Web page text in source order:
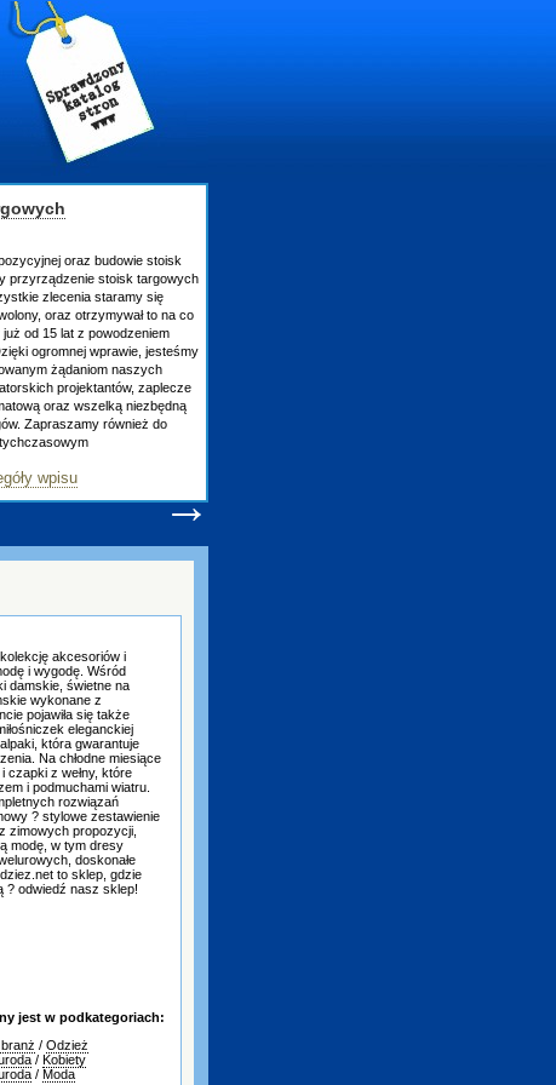
oraz budowie stoisk
przyrządzenie stoisk targowych
zlecenia staramy się
oraz otrzymywał to na co
od 15 lat z powodzeniem
ogromnej wprawie, jesteśmy
żądaniom naszych
projektantów, zaplecze
oraz wszelką niezbędną
Zapraszamy również do
wpisu
→
akcesoriów i
i wygodę. Wśród
damskie, świetne na
wykonane z
pojawiła się także
eleganckiej
która gwarantuje
Na chłodne miesiące
czapki z wełny, które
i podmuchami wiatru.
rozwiązań
? stylowe zestawienie
zimowych propozycji,
modę, w tym dresy
doskonałe
to sklep, gdzie
? odwiedź nasz sklep!
jest w podkategoriach:
/ Odzież
/ Kobiety
/ Moda